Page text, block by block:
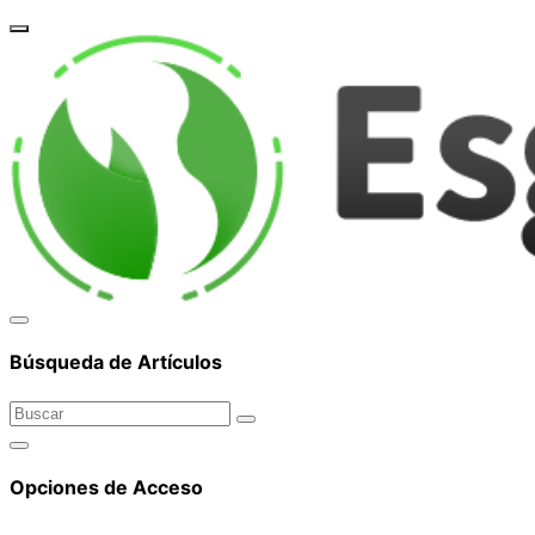
Búsqueda de Artículos
Opciones de Acceso